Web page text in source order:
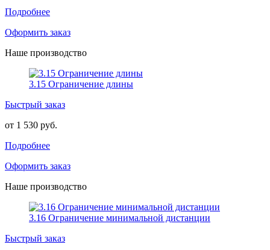
Подробнее
Оформить заказ
Наше производство
3.15 Ограничение длины
Быстрый заказ
от 1 530 руб.
Подробнее
Оформить заказ
Наше производство
3.16 Ограничение минимальной дистанции
Быстрый заказ